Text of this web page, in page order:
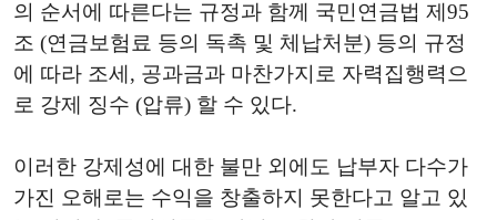
의 순서에 따른다는 규정과 함께 국민연금법 제95
조 (연금보험료 등의 독촉 및 체납처분) 등의 규정
에 따라 조세, 공과금과 마찬가지로 자력집행력으
로 강제 징수 (압류) 할 수 있다.
이러한 강제성에 대한 불만 외에도 납부자 다수가
가진 오해로는 수익을 창출하지 못한다고 알고 있